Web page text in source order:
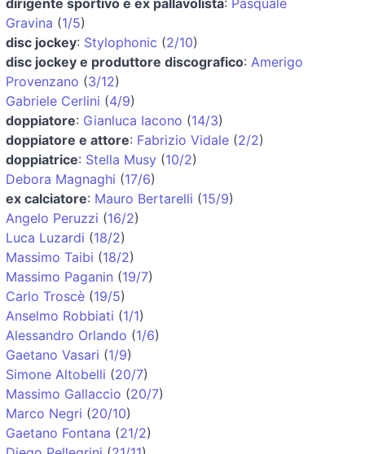
Gravina (1/5)
disc jockey: Stylophonic (2/10)
disc jockey e produttore discografico: Amerigo
Provenzano (3/12)
Gabriele Cerlini (4/9)
doppiatore: Gianluca Iacono (14/3)
doppiatore e attore: Fabrizio Vidale (2/2)
doppiatrice: Stella Musy (10/2)
Debora Magnaghi (17/6)
ex calciatore: Mauro Bertarelli (15/9)
Angelo Peruzzi (16/2)
Luca Luzardi (18/2)
Massimo Taibi (18/2)
Massimo Paganin (19/7)
Carlo Troscè (19/5)
Anselmo Robbiati (1/1)
Alessandro Orlando (1/6)
Gaetano Vasari (1/9)
Simone Altobelli (20/7)
Massimo Gallaccio (20/7)
Marco Negri (20/10)
Gaetano Fontana (21/2)